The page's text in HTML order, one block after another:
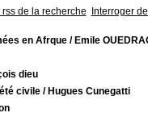
de la recherche Interroger
en Afrque/ Emile
dieu
civile/ Hugues Cunegatti